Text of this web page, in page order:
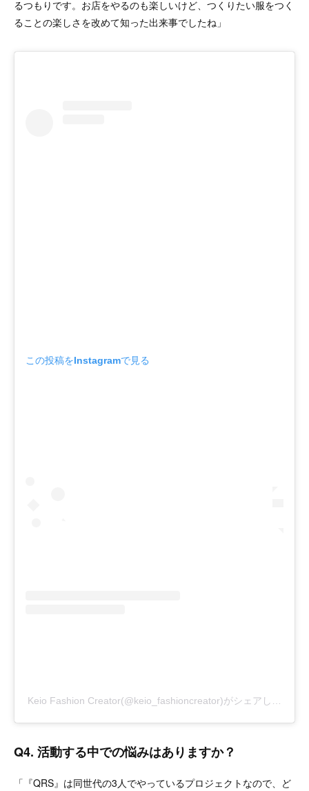
るつもりです。お店をやるのも楽しいけど、つくりたい服をつく
ることの楽しさを改めて知った出来事でしたね」
この投稿をInstagramで見る
Keio Fashion Creator(@keio_fashioncreator)がシェアした投稿
Q4. 活動する中での悩みはありますか？
「『QRS』は同世代の3人でやっているプロジェクトなので、ど